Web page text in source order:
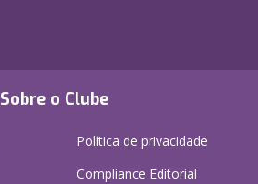
Sobre o Clube
Política de privacidade
Compliance Editorial